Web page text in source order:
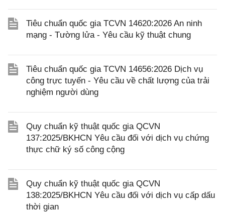
Tiêu chuẩn quốc gia TCVN 14620:2026 An ninh
mạng - Tường lửa - Yêu cầu kỹ thuật chung
Tiêu chuẩn quốc gia TCVN 14656:2026 Dịch vụ
công trực tuyến - Yêu cầu về chất lượng của trải
nghiệm người dùng
Quy chuẩn kỹ thuật quốc gia QCVN
137:2025/BKHCN Yêu cầu đối với dịch vụ chứng
thực chữ ký số công cộng
Quy chuẩn kỹ thuật quốc gia QCVN
138:2025/BKHCN Yêu cầu đối với dịch vụ cấp dấu
thời gian